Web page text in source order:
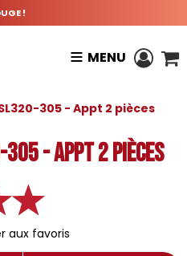
!
MENU
305 - Appt 2 pièces
305 - Appt 2 pièces
aux favoris